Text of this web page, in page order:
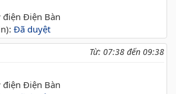
Điện Bàn
Đã duyệt
Từ: 07:38 đến 09:38
Điện Bàn